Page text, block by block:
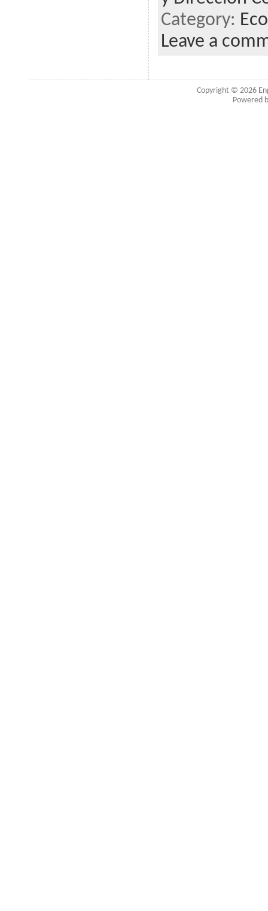
Category:
Leave a
Copyright © 2026
Powered